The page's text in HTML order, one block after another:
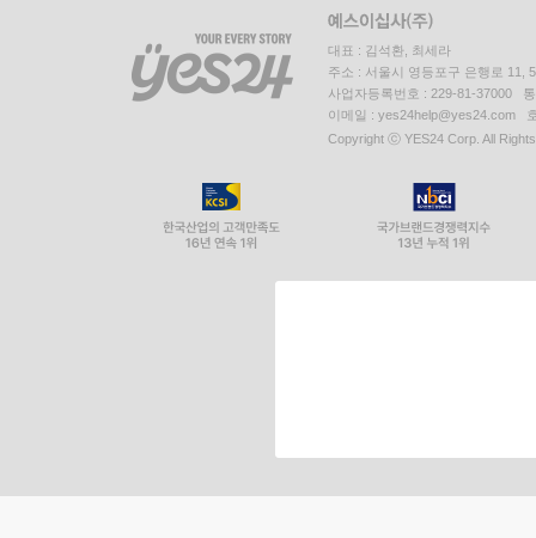
대표 : 김석환, 최세라
주소 : 서울시 영등포구 은행로 11,
사업자등록번호 : 229-81-37000
이메일 : yes24help@yes24.com
Copyright ⓒ YES24 Corp. All